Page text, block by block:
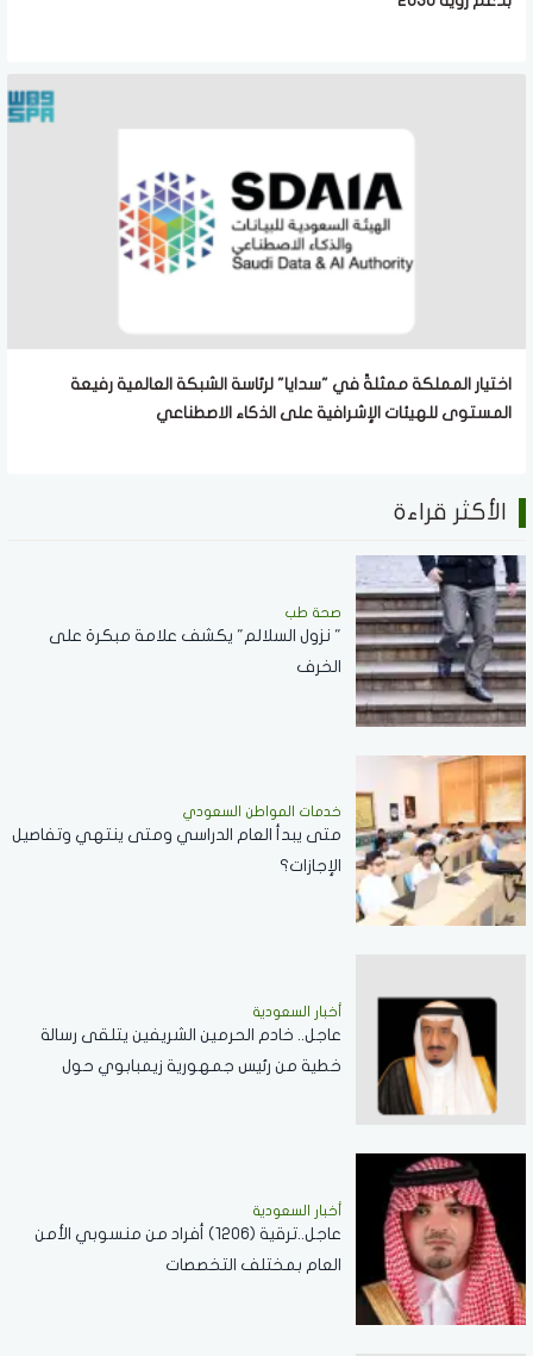
اختيار المملكة ممثلةً في "سدايا" لرئاسة الشبكة العالمية رفيعة
المستوى للهيئات الإشرافية على الذكاء الاصطناعي
الأكثر قراءة
صحة طب
" نزول السلالم" يكشف علامة مبكرة على
الخرف
خدمات المواطن السعودي
‏متى يبدأ العام الدراسي ومتى ينتهي وتفاصيل
الإجازات؟
أخبار السعودية
عاجل.. خادم الحرمين الشريفين يتلقى رسالة
خطية من رئيس جمهورية زيمبابوي حول
أخبار السعودية
عاجل..ترقية (1206) أفراد من منسوبي الأمن
العام بمختلف التخصصات